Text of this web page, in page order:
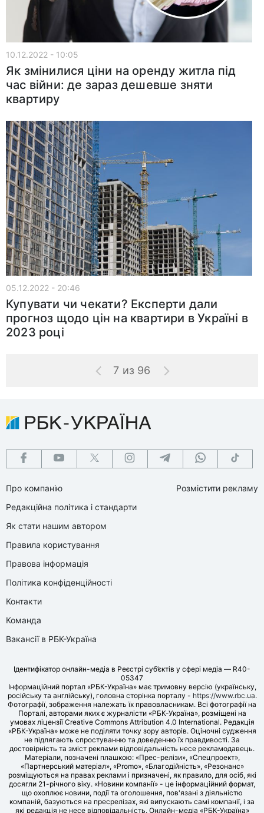
10.12.2022 - 10:05
Як змінилися ціни на оренду житла під
час війни: де зараз дешевше зняти
квартиру
05.12.2022 - 20:46
Купувати чи чекати? Експерти дали
прогноз щодо цін на квартири в Україні в
2023 році
7 из 96
Про компанію
Редакційна політика і стандарти
Як стати нашим автором
Правила користування
Правова інформація
Політика конфіденційності
Контакти
Команда
Вакансії в РБК-Україна
Розмістити рекламу
Ідентифікатор онлайн-медіа в Реєстрі суб’єктів у сфері медіа — R40-
05347
Інформаційний портал «РБК-Україна» має тримовну версію (українську,
російську та англійську), головна сторінка порталу - https://www.rbc.ua.
Фотографії, зображення належать їх правовласникам. Всі фотографії на
Порталі, авторами яких є журналісти «РБК-Україна», розміщені на
умовах ліцензії Creative Commons Attribution 4.0 International. Редакція
«РБК-Україна» може не поділяти точку зору авторів. Оціночні судження
не підлягають спростуванню та доведенню їх правдивості. За
достовірність та зміст реклами відповідальність несе рекламодавець.
Матеріали, позначені плашкою: «Прес-релізи», «Спецпроект»,
«Партнерський матеріал», «Promo», «Благодійність», «Резонанс»
розміщуються на правах реклами і призначені, як правило, для осіб, які
досягли 21-річного віку. «Новини компанії» - це інформаційний формат,
що охоплює новини, події та оголошення, пов'язані з діяльністю
компаній, базуються на пресрелізах, які випускають самі компанії, і за
які редакція не несе відповідальність. Онлайн-медіа «РБК-Україна»